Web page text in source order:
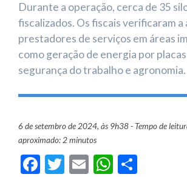
Durante a operação, cerca de 35
fiscalizados. Os fiscais verificaram a
prestadores de serviços em áreas
como geração de energia por
segurança do trabalho e agronomia.
6 de setembro de 2024, às 9h38 - Tempo de
aproximado: 2 minutos
Facebook
Twitter
Email